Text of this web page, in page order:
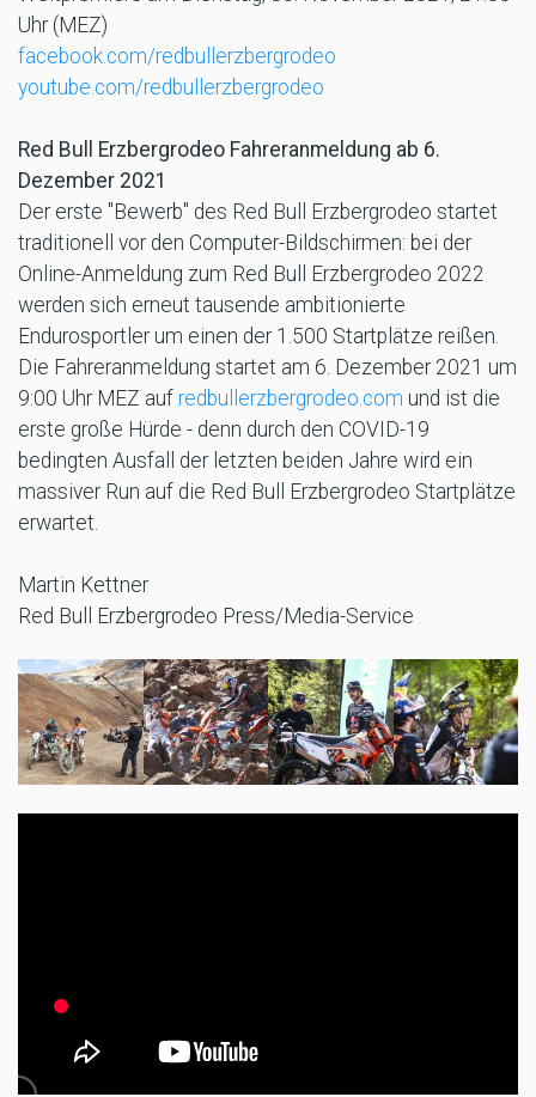
Uhr (MEZ)
facebook.com/redbullerzbergrodeo
youtube.com/redbullerzbergrodeo
Red Bull Erzbergrodeo Fahreranmeldung ab 6.
Dezember 2021
Der erste "Bewerb" des Red Bull Erzbergrodeo startet
traditionell vor den Computer-Bildschirmen: bei der
Online-Anmeldung zum Red Bull Erzbergrodeo 2022
werden sich erneut tausende ambitionierte
Endurosportler um einen der 1.500 Startplätze reißen.
Die Fahreranmeldung startet am 6. Dezember 2021 um
9:00 Uhr MEZ auf redbullerzbergrodeo.com und ist die
erste große Hürde - denn durch den COVID-19
bedingten Ausfall der letzten beiden Jahre wird ein
massiver Run auf die Red Bull Erzbergrodeo Startplätze
erwartet.
Martin Kettner
Red Bull Erzbergrodeo Press/Media-Service